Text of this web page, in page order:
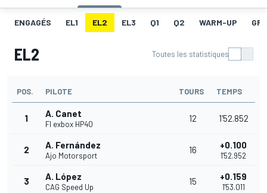
ENGAGÉS EL1 EL2 EL3 Q1 Q2 WARM-UP
EL2 Toutes les statistiques
POS. PILOTE TOURS TEMPS
1 A. Canet
Fl exbox HP40
12 1'52.852
2 A. Fernández
Ajo Motorsport
16 +0.100
1'52.952
3 A. López
CAG Speed Up
15 +0.159
1'53.011